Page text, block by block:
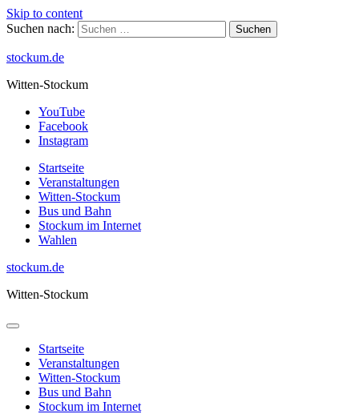
Skip to content
Suchen nach:
stockum.de
Witten-Stockum
YouTube
Facebook
Instagram
Startseite
Veranstaltungen
Witten-Stockum
Bus und Bahn
Stockum im Internet
Wahlen
stockum.de
Witten-Stockum
Startseite
Veranstaltungen
Witten-Stockum
Bus und Bahn
Stockum im Internet